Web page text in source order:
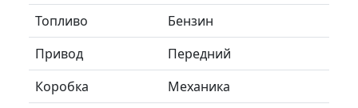
Топливо
Бензин
Привод
Передний
Коробка
Механика